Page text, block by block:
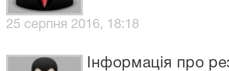
25 серпня 2016, 18:18
Інформація про